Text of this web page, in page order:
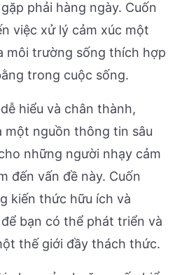
phải hàng ngày. Cuốn
việc xử lý cảm xúc một
môi trường sống thích hợp
trong cuộc sống.
hiểu và chân thành,
một nguồn thông tin sâu
những người nhạy cảm
đến vấn đề này. Cuốn
kiến thức hữu ích và
bạn có thể phát triển và
thế giới đầy thách thức.